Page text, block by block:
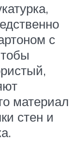
с
материал
стен и